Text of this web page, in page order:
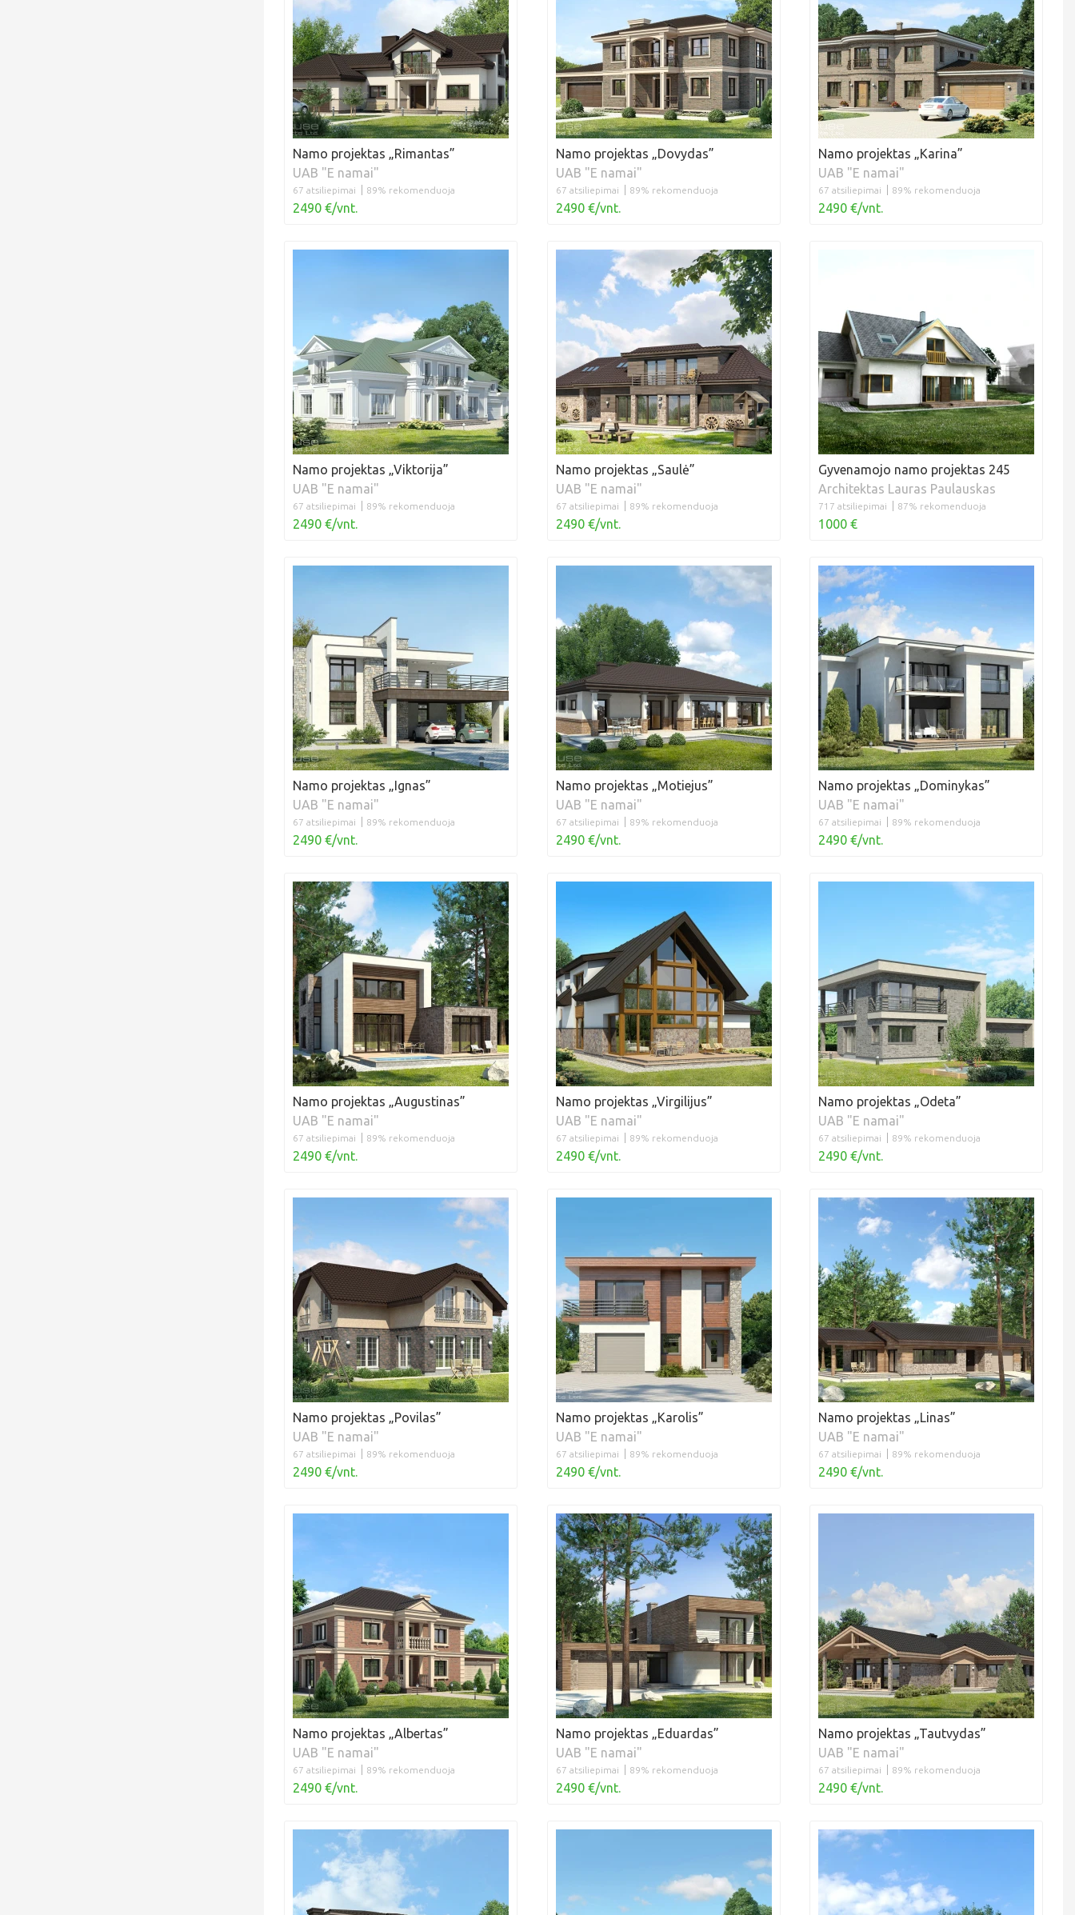
Namo projektas „Rimantas”
UAB "E namai"
67 atsiliepimai 89% rekomenduoja
2490 €/vnt.
Namo projektas „Dovydas”
UAB "E namai"
67 atsiliepimai 89% rekomenduoja
2490 €/vnt.
Namo projektas „Karina”
UAB "E namai"
67 atsiliepimai 89% rekomenduoja
2490 €/vnt.
Namo projektas „Viktorija”
UAB "E namai"
67 atsiliepimai 89% rekomenduoja
2490 €/vnt.
Namo projektas „Saulė”
UAB "E namai"
67 atsiliepimai 89% rekomenduoja
2490 €/vnt.
Gyvenamojo namo projektas 245
Architektas Lauras Paulauskas
717 atsiliepimai 87% rekomenduoja
1000 €
Namo projektas „Ignas”
UAB "E namai"
67 atsiliepimai 89% rekomenduoja
2490 €/vnt.
Namo projektas „Motiejus”
UAB "E namai"
67 atsiliepimai 89% rekomenduoja
2490 €/vnt.
Namo projektas „Dominykas”
UAB "E namai"
67 atsiliepimai 89% rekomenduoja
2490 €/vnt.
Namo projektas „Augustinas”
UAB "E namai"
67 atsiliepimai 89% rekomenduoja
2490 €/vnt.
Namo projektas „Virgilijus”
UAB "E namai"
67 atsiliepimai 89% rekomenduoja
2490 €/vnt.
Namo projektas „Odeta”
UAB "E namai"
67 atsiliepimai 89% rekomenduoja
2490 €/vnt.
Namo projektas „Povilas”
UAB "E namai"
67 atsiliepimai 89% rekomenduoja
2490 €/vnt.
Namo projektas „Karolis”
UAB "E namai"
67 atsiliepimai 89% rekomenduoja
2490 €/vnt.
Namo projektas „Linas”
UAB "E namai"
67 atsiliepimai 89% rekomenduoja
2490 €/vnt.
Namo projektas „Albertas”
UAB "E namai"
67 atsiliepimai 89% rekomenduoja
2490 €/vnt.
Namo projektas „Eduardas”
UAB "E namai"
67 atsiliepimai 89% rekomenduoja
2490 €/vnt.
Namo projektas „Tautvydas”
UAB "E namai"
67 atsiliepimai 89% rekomenduoja
2490 €/vnt.